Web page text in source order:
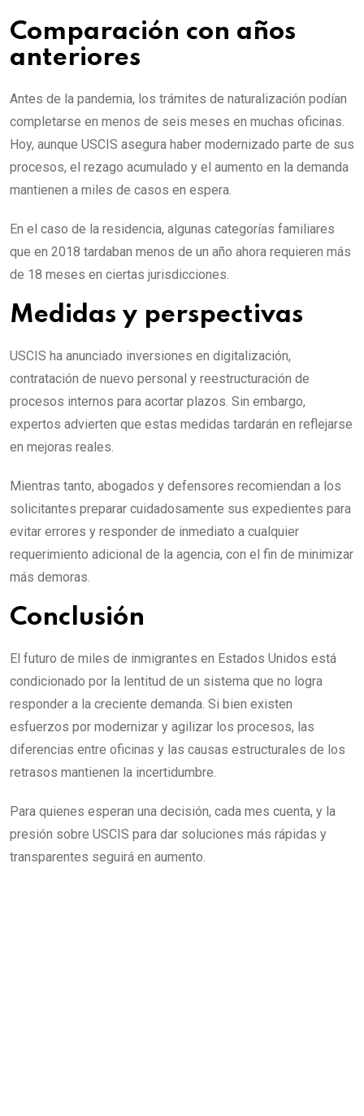
Comparación con años
anteriores
Antes de la pandemia, los trámites de naturalización podían
completarse en menos de seis meses en muchas oficinas.
Hoy, aunque USCIS asegura haber modernizado parte de sus
procesos, el rezago acumulado y el aumento en la demanda
mantienen a miles de casos en espera.
En el caso de la residencia, algunas categorías familiares
que en 2018 tardaban menos de un año ahora requieren más
de 18 meses en ciertas jurisdicciones.
Medidas y perspectivas
USCIS ha anunciado inversiones en digitalización,
contratación de nuevo personal y reestructuración de
procesos internos para acortar plazos. Sin embargo,
expertos advierten que estas medidas tardarán en reflejarse
en mejoras reales.
Mientras tanto, abogados y defensores recomiendan a los
solicitantes preparar cuidadosamente sus expedientes para
evitar errores y responder de inmediato a cualquier
requerimiento adicional de la agencia, con el fin de minimizar
más demoras.
Conclusión
El futuro de miles de inmigrantes en Estados Unidos está
condicionado por la lentitud de un sistema que no logra
responder a la creciente demanda. Si bien existen
esfuerzos por modernizar y agilizar los procesos, las
diferencias entre oficinas y las causas estructurales de los
retrasos mantienen la incertidumbre.
Para quienes esperan una decisión, cada mes cuenta, y la
presión sobre USCIS para dar soluciones más rápidas y
transparentes seguirá en aumento.